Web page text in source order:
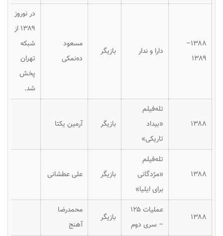
۱۳۸۸–
۱۳۸۹
دارا و ندار بازیگر
مسعود
ده‌نمکی
در نوروز
۱۳۸۹ از
شبکه
تهران
پخش
شد.
۱۳۸۸
تله‌فیلم
«بیداد
تاریکی»
بازیگر آرمین یکتا
۱۳۸۸
تله‌فیلم
«مژدگانی
برای ایلیا»
بازیگر علی عطشانی
۱۳۸۸
عملیات ۱۲۵
– سری دوم
بازیگر
محمدرضا
آهنج